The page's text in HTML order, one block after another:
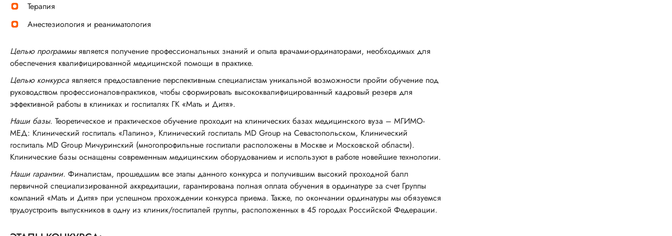
Терапия
Анестезиология и реаниматология
Целью программыявляется получение профессиональных знаний и опыта врачами-ординаторами, необходимых для
обеспечения квалифицированной медицинской помощи в практике.
Целью конкурсаявляется предоставление перспективным специалистам уникальной возможности пройти обучение под
руководством профессионалов-практиков, чтобы сформировать высококвалифицированный кадровый резерв для
эффективной работы в клиниках и госпиталях ГК «Мать и Дитя».
Наши базы. Теоретическое и практическое обучение проходит на клинических базах медицинского вуза – МГИМО-
МЕД: Клинический госпиталь «Лапино», Клинический госпиталь MD Group на Севастопольском, Клинический
госпиталь MD Group Мичуринский (многопрофильные госпитали расположены в Москве и Московской области).
Клинические базы оснащены современным медицинским оборудованием и используют в работе новейшие технологии.
Наши гарантии. Финалистам, прошедшим все этапы данного конкурса и получившим высокий проходной балл
первичной специализированной аккредитации, гарантирована полная оплата обучения в ординатуре за счет Группы
компаний «Мать и Дитя» при успешном прохождении конкурса приема. Также, по окончании ординатуры мы обязуемся
трудоустроить выпускников в одну из клиник/госпиталей группы, расположенных в 45 городах Российской Федерации.